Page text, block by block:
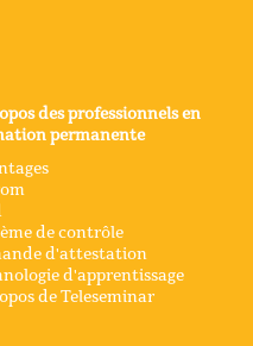
des professionnels en
permanente
de contrôle
d'attestation
d'apprentissage
de Teleseminar